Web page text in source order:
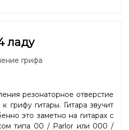
ладу
грифа
резонаторное отверстие
грифу гитары. Гитара звучит
это заметно на гитарах с
типа 00 / Parlor или 000 /